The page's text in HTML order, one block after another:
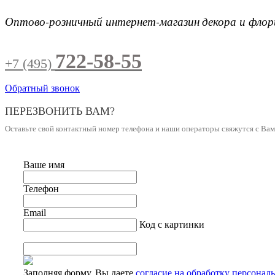
Оптово-розничный интернет-магазиндекора и
+7 (495) 722-58-55
Обратный звонок
ПЕРЕЗВОНИТЬ ВАМ?
Оставьте свой контактный номер телефона и наши операторы свяжутся с
Ваше имя
Телефон
Email
Код с картинки
Заполняя форму, Вы даете согласие на обработку